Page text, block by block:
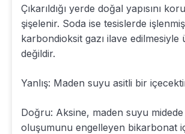
Çıkarıldığı yerde doğal yapısını
şişelenir. Soda ise tesislerde
karbondioksit gazı ilave edilmesiyle
değildir.
Yanlış: Maden suyu asitli bir
Doğru: Aksine, maden suyu midede
oluşumunu engelleyen bikarbonat